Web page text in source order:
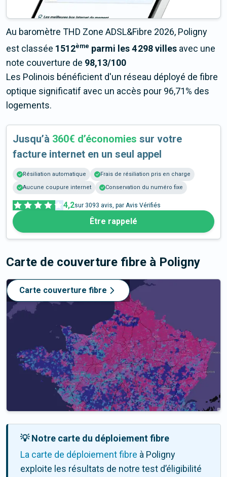
Au baromètre THD Zone ADSL&Fibre 2026, Poligny
est classée 1512ème parmi les 4 298 villes avec une
note couverture de 98,13/100
Les Polinois bénéficient d'un réseau déployé de fibre
optique significatif avec un accès pour 96,71% des
logements.
Jusqu’à 360€ d’économies sur votre
facture internet en un seul appel
Résiliation automatique
Frais de résiliation pris en charge
Aucune coupure internet
Conservation du numéro fixe
4,2sur 3093 avis, par Avis Vérifiés
Être rappelé
Carte de couverture fibre à Poligny
Carte couverture fibre
💡 Notre carte du déploiement fibre
La carte de déploiement fibre à Poligny
exploite les résultats de notre test d’éligibilité